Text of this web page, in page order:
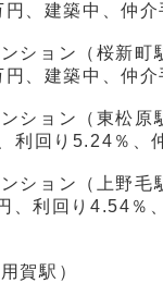
、建築中、仲介
ション（桜新町
、建築中、仲介
ション（東松原
利回り5.24％、
ション（上野毛
、利回り4.54％
賀駅）